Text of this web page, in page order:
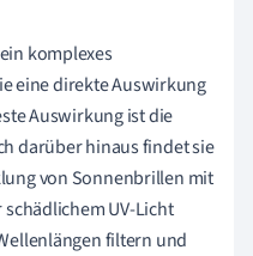
komplexes
eine direkte Auswirkung
Auswirkung ist die
darüber hinaus findet sie
von Sonnenbrillen mit
schädlichem UV-Licht
filtern und